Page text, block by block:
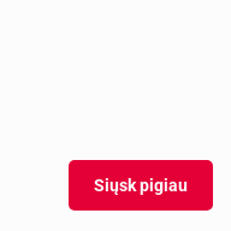
Siųsk pigiau